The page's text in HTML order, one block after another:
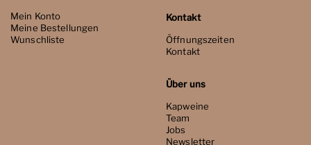
Mein Konto
Meine Bestellungen
Wunschliste
Kontakt
Öffnungszeiten
Kontakt
Über uns
Kapweine
Team
Jobs
Newsletter